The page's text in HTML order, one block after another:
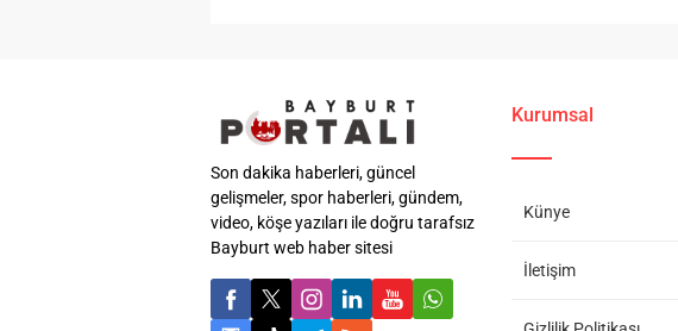
Son dakika haberleri, güncel
gelişmeler, spor haberleri, gündem,
video, köşe yazıları ile doğru tarafsız
Bayburt web haber sitesi
Kurumsal
Künye
İletişim